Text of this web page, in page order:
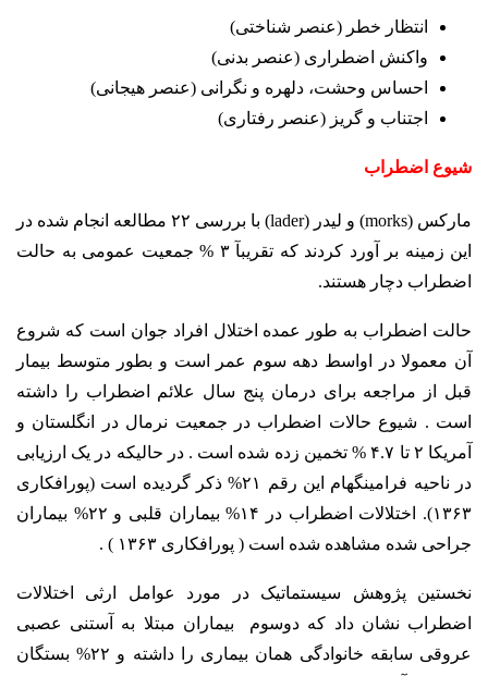
انتظار خطر (عنصر شناختی)
واکنش اضطراری (عنصر بدنی)
احساس وحشت، دلهره و نگرانی (عنصر هیجانی)
اجتناب و گریز (عنصر رفتاری)
شیوع اضطراب
مارکس (morks) و لیدر (lader) با بررسی ۲۲ مطالعه انجام شده در
این زمینه بر آورد کردند که تقریبآ ۳ % جمعیت عمومی به حالت
اضطراب دچار هستند.
حالت اضطراب به طور عمده اختلال افراد جوان است که شروع
آن معمولا در اواسط دهه سوم عمر است و بطور متوسط بیمار
قبل از مراجعه برای درمان پنج سال علائم اضطراب را داشته
است . شیوع حالات اضطراب در جمعیت نرمال در انگلستان و
آمریکا ۲ تا ۴.۷ % تخمین زده شده است . در حالیکه در یک ارزیابی
در ناحیه فرامینگهام این رقم ۲۱% ذکر گردیده است (پورافکاری
۱۳۶۳). اختلالات اضطراب در ۱۴% بیماران قلبی و ۲۲% بیماران
جراحی شده مشاهده شده است ( پورافکاری ۱۳۶۳ ) .
نخستین پژوهش سیستماتیک در مورد عوامل ارثی اختلالات
اضطراب نشان داد که دوسوم بیماران مبتلا به آستنی عصبی
عروقی سابقه خانوادگی همان بیماری را داشته و ۲۲% بستگان